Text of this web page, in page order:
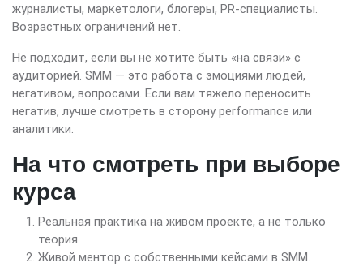
журналисты, маркетологи, блогеры, PR-специалисты.
Возрастных ограничений нет.
Не подходит, если вы не хотите быть «на связи» с
аудиторией. SMM — это работа с эмоциями людей,
негативом, вопросами. Если вам тяжело переносить
негатив, лучше смотреть в сторону performance или
аналитики.
На что смотреть при выборе
курса
Реальная практика на живом проекте, а не только
теория.
Живой ментор с собственными кейсами в SMM.